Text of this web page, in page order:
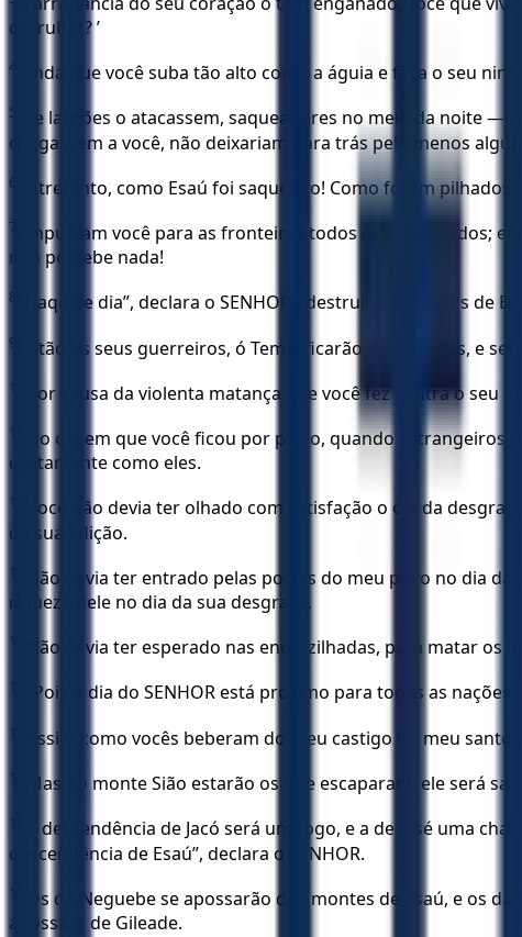
derrubar? ’
4 Ainda que você suba tão alto como a águia e faça o seu
5
“Se ladrões o atacassem, saqueadores no meio da noite
chegassem a você, não deixariam para trás pelo menos
6 Entretanto, como Esaú foi saqueado! Como foram
7
Empurram você para as fronteiras todos os seus aliados;
não percebe nada!
8 “Naquele dia”, declara o SENHOR, “destruirei os sábios de
9 Então os seus guerreiros, ó Temã, ficarão apavorados, e
10 Por causa da violenta matança que você fez contra o seu
11
No dia em que você ficou por perto, quando
exatamente como eles.
12
Você não devia ter olhado com satisfação o dia da
da sua aflição.
13
Não devia ter entrado pelas portas do meu povo no dia
riqueza dele no dia da sua desgraça.
14 Não devia ter esperado nas encruzilhadas, para matar
15 “Pois o dia do SENHOR está próximo para todas as
16 Assim como vocês beberam do meu castigo no meu
17 Mas no monte Sião estarão os que escaparam; ele será
18
A descendência de Jacó será um fogo, e a de José uma
descendência de Esaú”, declara o SENHOR.
19
Os do Neguebe se apossarão dos montes de Esaú, e os
apossará de Gileade.